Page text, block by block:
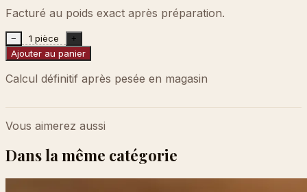
Facturé au poids exact après préparation.
− 1 pièce +
Ajouter au panier
Calcul définitif après pesée en magasin
Vous aimerez aussi
Dans la même catégorie